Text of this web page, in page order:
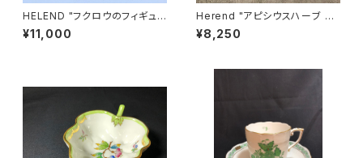
HELEND "フクロウのフィギュリ
ン(置物)"
¥11,000
Herend "アピシウスハーブ ブ
ラックオリーブ オーバルボウル"
¥8,250